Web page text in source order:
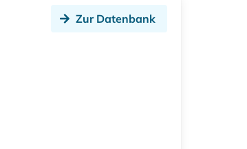
Zur Datenbank